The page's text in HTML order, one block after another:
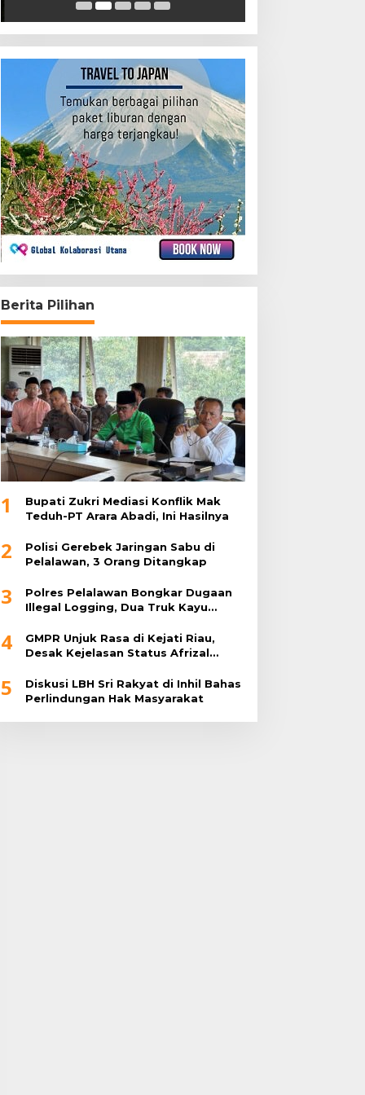
Berita Pilihan
1
Bupati Zukri Mediasi Konflik Mak
Teduh-PT Arara Abadi, Ini Hasilnya
2
Polisi Gerebek Jaringan Sabu di
Pelalawan, 3 Orang Ditangkap
3
Polres Pelalawan Bongkar Dugaan
Illegal Logging, Dua Truk Kayu
4
GMPR Unjuk Rasa di Kejati Riau,
Desak Kejelasan Status Afrizal
5
Diskusi LBH Sri Rakyat di Inhil Bahas
Perlindungan Hak Masyarakat